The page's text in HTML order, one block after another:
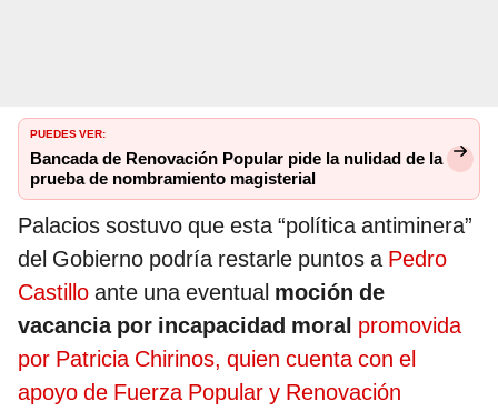
PUEDES VER:
Bancada de Renovación Popular pide la nulidad de la
prueba de nombramiento magisterial
Palacios sostuvo que esta “política antiminera”
del Gobierno podría restarle puntos aPedro
Castillo ante una eventual moción de
vacancia por incapacidad moral promovida
por Patricia Chirinos, quien cuenta con el
apoyo de Fuerza Popular y Renovación